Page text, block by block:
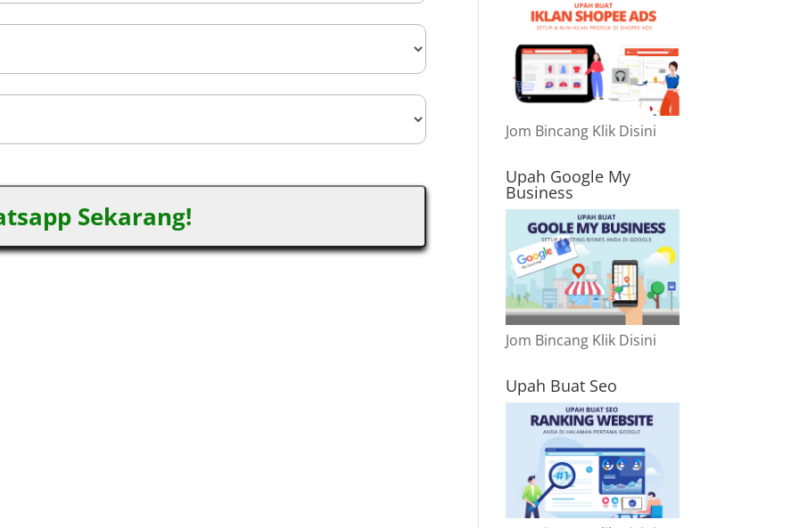
Sekarang!
Jom Bincang Klik Disini
Upah Google My
Business
Jom Bincang Klik Disini
Upah Buat Seo